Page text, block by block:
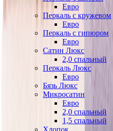
Евро
Перкаль с кружевом
Евро
Перкаль с гипюром
Евро
Сатин Люкс
2,0 спальный
Перкаль Люкс
Евро
Бязь Люкс
Микросатин
Евро
2,0 спальный
1,5 спальный
Хлопок